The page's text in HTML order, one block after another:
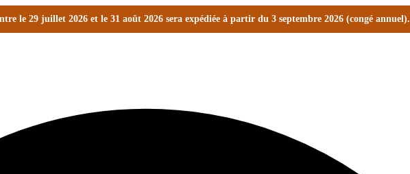
le 29 juillet 2026 et le 31 août 2026 sera expédiée à partir du 3 septembre 2026 (congé annuel).